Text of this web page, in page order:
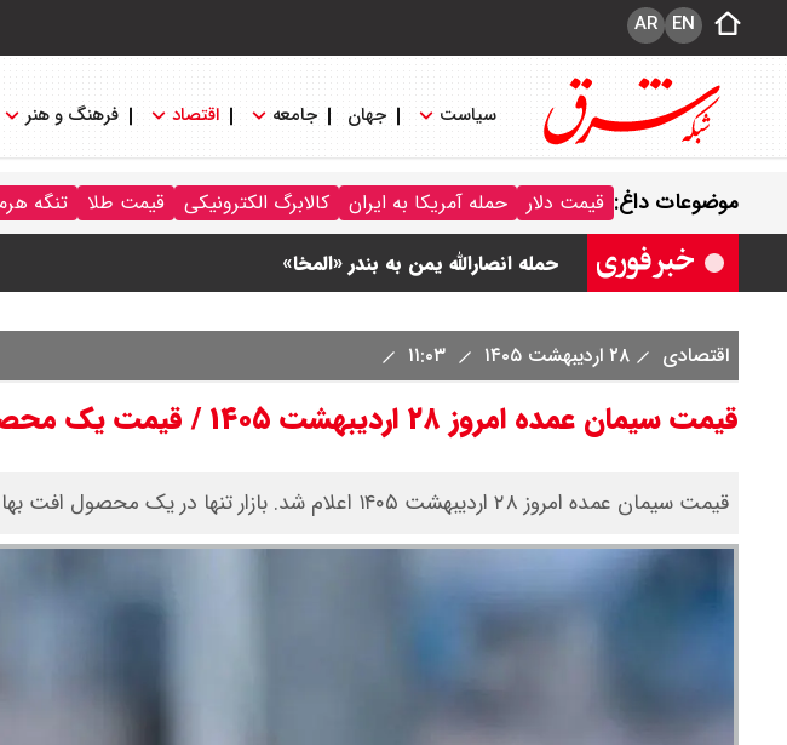
EN
AR
سیاست جهان جامعه اقتصاد فرهنگ و هنر
موضوعات داغ: قیمت دلار حمله آمریکا به ایران کالابرگ الکترونیکی قیمت طلا تنگه
ونس در بن‌بست سیاسی قرار دارد
با این دیپلمات کاستاریکایی آشنا شوید : شانس او از گروسی برای
حمله انصارالله یمن به بندر «المخا»
اقتصادی
۲۸ اردیبهشت ۱۴۰۵
قیمت سیمان عمده امروز ۲۸ اردیبهشت ۱۴۰۵ / قیمت یک محصول افت کرد + جدول
قیمت سیمان عمده امروز ۲۸ اردیبهشت ۱۴۰۵ اعلام شد. بازار تنها در یک محصول افت بها را تجربه می‌کند.